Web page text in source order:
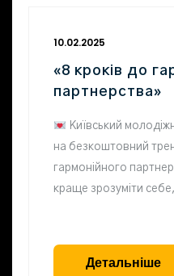
10.02.2025
«8 кроків до
партнерства»
Київський
на безкоштовний
гармонійного
краще зрозуміти
Детальніше